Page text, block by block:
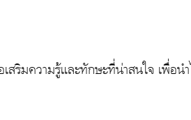
ความรู้และทักษะที่น่าสนใจ เพื่อน